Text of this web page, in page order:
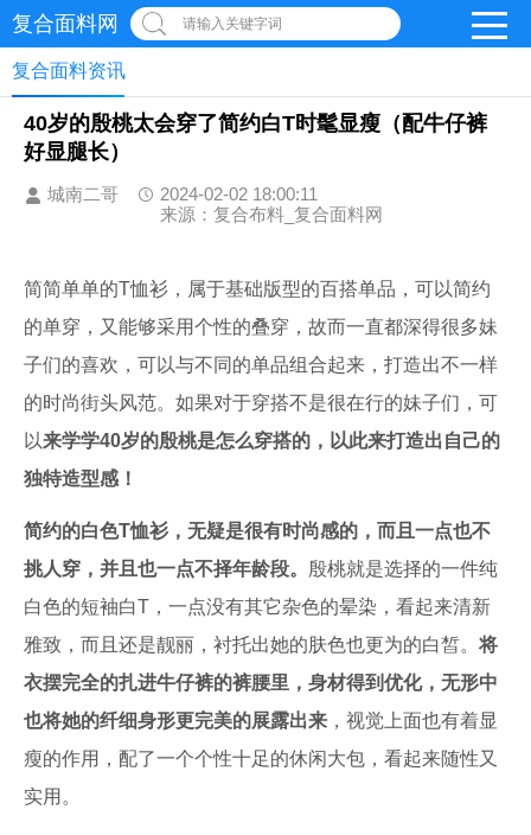
复合面料网 请输入关键字词
复合面料资讯
40岁的殷桃太会穿了简约白T时髦显瘦（配牛仔裤
好显腿长）
城南二哥
2024-02-02 18:00:11
来源：复合布料_复合面料网
简简单单的T恤衫，属于基础版型的百搭单品，可以简约
的单穿，又能够采用个性的叠穿，故而一直都深得很多妹
子们的喜欢，可以与不同的单品组合起来，打造出不一样
的时尚街头风范。如果对于穿搭不是很在行的妹子们，可
以来学学40岁的殷桃是怎么穿搭的，以此来打造出自己的
独特造型感！
简约的白色T恤衫，无疑是很有时尚感的，而且一点也不
挑人穿，并且也一点不择年龄段。 殷桃就是选择的一件纯
白色的短袖白T，一点没有其它杂色的晕染，看起来清新
雅致，而且还是靓丽，衬托出她的肤色也更为的白皙。将
衣摆完全的扎进牛仔裤的裤腰里，身材得到优化，无形中
也将她的纤细身形更完美的展露出来 ，视觉上面也有着显
瘦的作用，配了一个个性十足的休闲大包，看起来随性又
实用。